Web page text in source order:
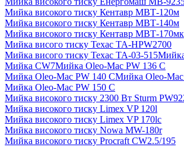
Мийка високого тиску Кентавр МВТ-120м
Мийка високого тиску Кентавр МВТ-140м
Мийка високого тиску Кентавр МВТ-170мк
Мийка висого тиску Техас TA-HPW2700
Мийка висого тиску Техас ТА-03-515
Мийка CW7Мийка Oleo-Mac PW 136 C
Мийка Oleo-Mac PW 140 CМийка Oleo-
Мийка Oleo-Mac PW 150 C
Мийка високого тиску 2300 Вт Sturm
Мийка високого тиску Limex VP 120l
Мийка високого тиску Limex VP 170lc
Мийка високого тиску Nowa MW-180r
Мийка високого тиску Procraft CW2.5/195